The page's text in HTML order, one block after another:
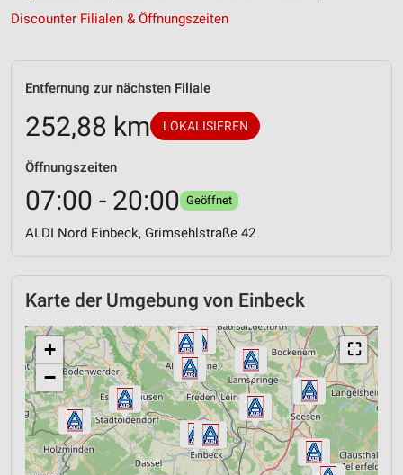
Discounter Filialen & Öffnungszeiten
Entfernung zur nächsten Filiale
252,88 km LOKALISIEREN
Öffnungszeiten
07:00 - 20:00 Geöffnet
ALDI Nord Einbeck, Grimsehlstraße 42
Karte der Umgebung von Einbeck
⛶
+
−